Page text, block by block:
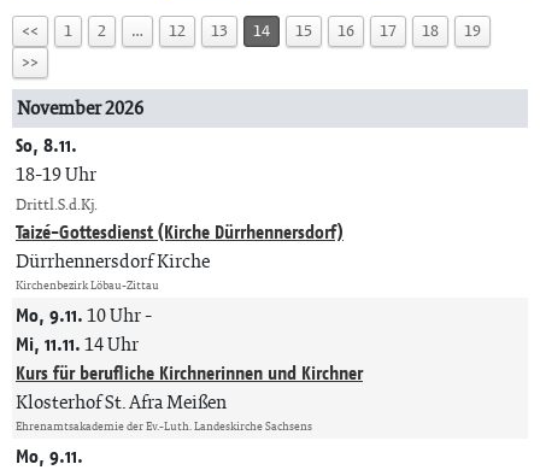
<< 1 2 … 12 13 14 15 16 17 18
19
>>
November 2026
So, 8.11.
18-19 Uhr
Drittl.S.d.Kj.
Taizé-Gottesdienst (Kirche Dürrhennersdorf)
Dürrhennersdorf Kirche
Kirchenbezirk Löbau-Zittau
Mo, 9.11.10 Uhr-
Mi, 11.11.14 Uhr
Kurs für berufliche Kirchnerinnen und Kirchner
Klosterhof St. Afra Meißen
Ehrenamtsakademie der Ev.-Luth. Landeskirche Sachsens
Mo, 9.11.